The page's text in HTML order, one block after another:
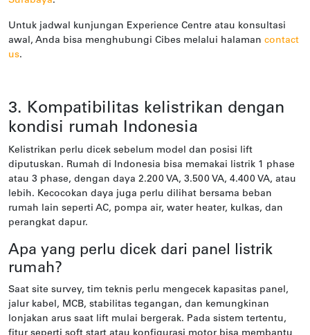
Untuk jadwal kunjungan Experience Centre atau konsultasi
awal, Anda bisa menghubungi Cibes melalui halaman contact
us.
3. Kompatibilitas kelistrikan dengan
kondisi rumah Indonesia
Kelistrikan perlu dicek sebelum model dan posisi lift
diputuskan. Rumah di Indonesia bisa memakai listrik 1 phase
atau 3 phase, dengan daya 2.200 VA, 3.500 VA, 4.400 VA, atau
lebih. Kecocokan daya juga perlu dilihat bersama beban
rumah lain seperti AC, pompa air, water heater, kulkas, dan
perangkat dapur.
Apa yang perlu dicek dari panel listrik
rumah?
Saat site survey, tim teknis perlu mengecek kapasitas panel,
jalur kabel, MCB, stabilitas tegangan, dan kemungkinan
lonjakan arus saat lift mulai bergerak. Pada sistem tertentu,
fitur seperti soft start atau konfigurasi motor bisa membantu